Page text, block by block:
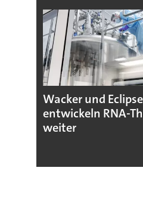
Wacker und
entwickeln RNA-
weiter